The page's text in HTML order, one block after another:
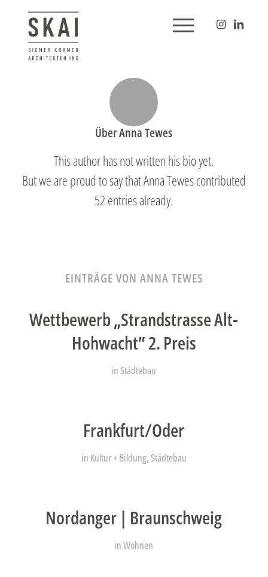
ÜberAnna Tewes
This author has not written his bio yet.
But we are proud to say thatAnna Tewescontributed
52 entries already.
EINTRÄGE VON ANNA TEWES
Wettbewerb „Strandstrasse Alt-
Hohwacht” 2. Preis
inStädtebau
Frankfurt/Oder
in Kultur + Bildung,Städtebau
Nordanger | Braunschweig
inWohnen